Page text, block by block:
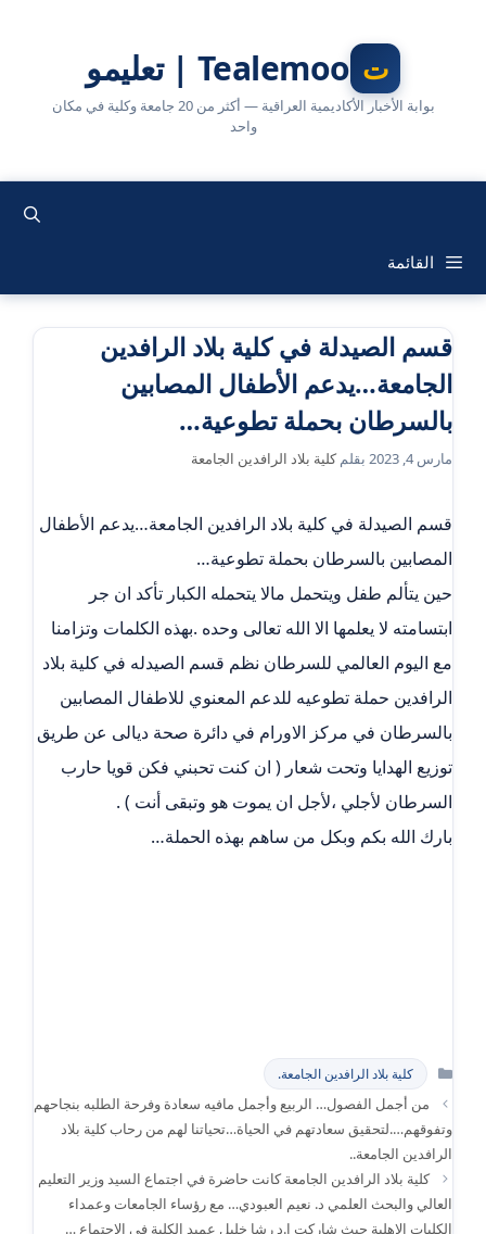
Tealemoo | تعليمو
بوابة الأخبار الأكاديمية العراقية — أكثر من 20 جامعة وكلية في مكان
واحد
القائمة
قسم الصيدلة في كلية بلاد الرافدين
الجامعة…يدعم الأطفال المصابين
بالسرطان بحملة تطوعية…
مارس 4, 2023 بقلمكلية بلاد الرافدين الجامعة
قسم الصيدلة في كلية بلاد الرافدين الجامعة…يدعم الأطفال
المصابين بالسرطان بحملة تطوعية…
حين يتألم طفل ويتحمل مالا يتحمله الكبار تأكد ان جر
ابتسامته لا يعلمها الا الله تعالى وحده .بهذه الكلمات وتزامنا
مع اليوم العالمي للسرطان نظم قسم الصيدله في كلية بلاد
الرافدين حملة تطوعيه للدعم المعنوي للاطفال المصابين
بالسرطان في مركز الاورام في دائرة صحة ديالى عن طريق
توزيع الهدايا وتحت شعار ( ان كنت تحبني فكن قويا حارب
السرطان لأجلي ،لأجل ان يموت هو وتبقى أنت ) .
بارك الله بكم وبكل من ساهم بهذه الحملة…
التصنيفات
كلية بلاد الرافدين الجامعة.
من أجمل الفصول… الربيع وأجمل مافيه سعادة وفرحة الطلبه بنجاحهم
وتفوقهم….لتحقيق سعادتهم في الحياة…تحياتنا لهم من رحاب كلية بلاد
الرافدين الجامعة..
كلية بلاد الرافدين الجامعة كانت حاضرة في اجتماع السيد وزير التعليم
العالي والبحث العلمي د. نعيم العبودي… مع رؤساء الجامعات وعمداء
الكليات الاهلية حيث شاركت ا.د رشا خليل عميد الكلية في الاجتماع …